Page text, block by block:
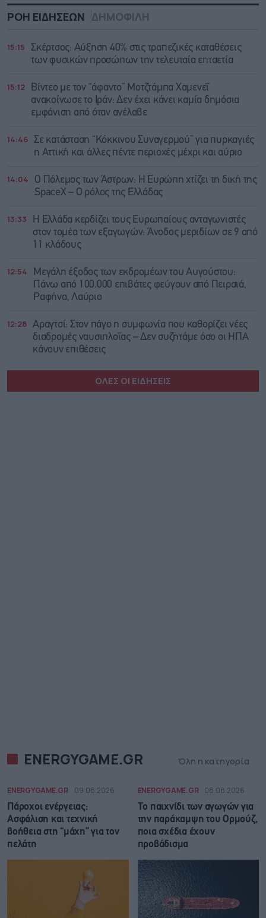
ΡΟΗ ΕΙΔΗΣΕΩΝ ΔΗΜΟΦΙΛΗ
15:15
Σκέρτσος: Αύξηση 40% στις τραπεζικές καταθέσεις
των φυσικών προσώπων την τελευταία επταετία
15:12
Βίντεο με τον “άφαντο” Μοτζτάμπα Χαμενεΐ
ανακοίνωσε το Ιράν: Δεν έχει κάνει καμία δημόσια
εμφάνιση από όταν ανέλαβε
14:46
Σε κατάσταση “Κόκκινου Συναγερμού” για πυρκαγιές
η Αττική και άλλες πέντε περιοχές μέχρι και αύριο
14:04
Ο Πόλεμος των Άστρων: Η Ευρώπη χτίζει τη δική της
SpaceX – Ο ρόλος της Ελλάδας
13:33
Η Ελλάδα κερδίζει τους Ευρωπαίους ανταγωνιστές
στον τομέα των εξαγωγών: Άνοδος μεριδίων σε 9 από
11 κλάδους
12:54
Μεγάλη έξοδος των εκδρομέων του Αυγούστου:
Πάνω από 100.000 επιβάτες φεύγουν από Πειραιά,
Ραφήνα, Λαύριο
12:28 Αραγτσί: Στον πάγο η συμφωνία που καθορίζει νέες
διαδρομές ναυσιπλοΐας – Δεν συζητάμε όσο οι ΗΠΑ
κάνουν επιθέσεις
ΟΛΕΣ ΟΙ ΕΙΔΗΣΕΙΣ
ENERGYGAME.GR Όλη η κατηγορία
ENERGYGAME.GR 09.08.2026
Πάροχοι ενέργειας:
Ασφάλιση και τεχνική
βοήθεια στη “μάχη” για τον
πελάτη
ENERGYGAME.GR 08.08.2026
Το παιχνίδι των αγωγών για
την παράκαμψη του Ορμούζ,
ποια σχέδια έχουν
προβάδισμα